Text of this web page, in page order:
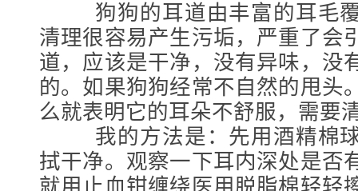
狗狗的耳道由丰富的耳毛覆
清理很容易产生污垢，严重了会
道，应该是干净，没有异味，没
的。如果狗狗经常不自然的甩头
么就表明它的耳朵不舒服，需要
我的方法是：先用酒精棉球
拭干净。观察一下耳内深处是否
就用止血钳缠绕医用脱脂棉轻轻